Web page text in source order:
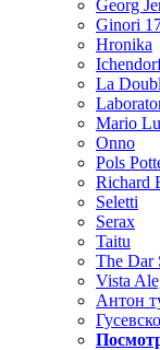
Georg
Ginori
Hronika
La
Mario
Onno
Pols
Richard
Seletti
Serax
Taitu
The Dar
Vista
Антон